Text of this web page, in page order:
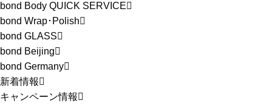
bond Body QUICK SERVICE
bond Wrap･Polish
bond GLASS
bond Beijing
bond Germany
新着情報
キャンペーン情報